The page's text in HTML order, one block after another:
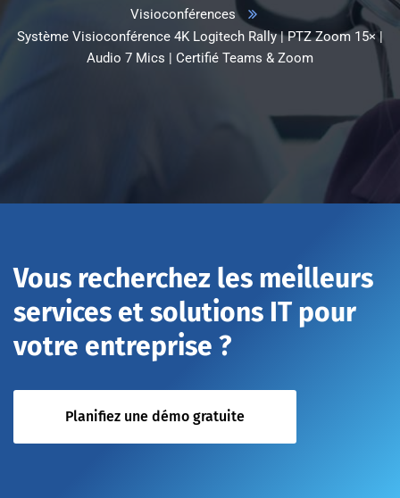
Visioconférences
Système Visioconférence 4K Logitech Rally | PTZ Zoom 15× |
Audio 7 Mics | Certifié Teams & Zoom
Vous recherchez les meilleurs
services et solutions IT pour
votre entreprise ?
Planifiez une démo gratuite